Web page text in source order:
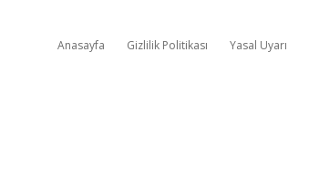
Anasayfa Gizlilik Politikası Yasal Uyarı